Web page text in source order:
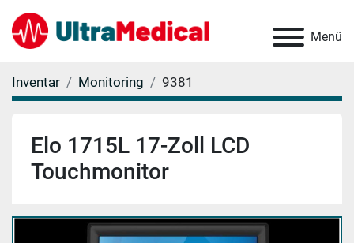
Menü
Inventar Monitoring 9381
Elo 1715L 17-Zoll LCD
Touchmonitor